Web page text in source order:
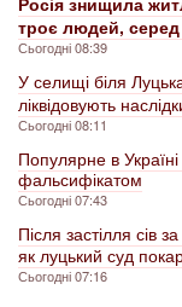
троє людей,
Сьогодні 08:39
У селищі біля
ліквідовують
Сьогодні 08:11
Популярне в
фальсифікатом
Сьогодні 07:43
Після застілля сів
як луцький суд
Сьогодні 07:16